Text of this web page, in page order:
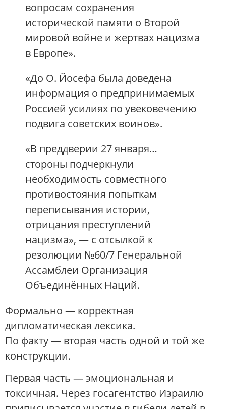
вопросам сохранения
исторической памяти о Второй
мировой войне и жертвах нацизма
в Европе».
«До О. Йосефа была доведена
информация о предпринимаемых
Россией усилиях по увековечению
подвига советских воинов».
«В преддверии 27 января…
стороны подчеркнули
необходимость совместного
противостояния попыткам
переписывания истории,
отрицания преступлений
нацизма», — с отсылкой к
резолюции №60/7 Генеральной
Ассамблеи Организация
Объединённых Наций.
Формально — корректная
дипломатическая лексика.
По факту — вторая часть одной и той же
конструкции.
Первая часть — эмоциональная и
токсичная. Через госагентство Израилю